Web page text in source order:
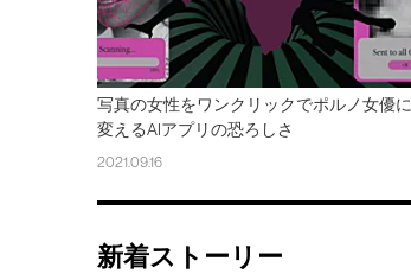
写真の女性をワンクリックでポルノ女優に
変えるAIアプリの恐ろしさ
2021.09.16
新着ストーリー